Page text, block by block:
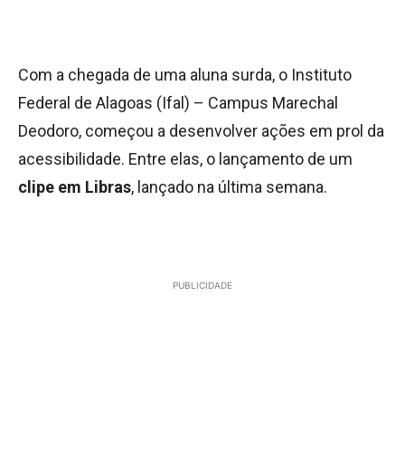
Com a chegada de uma aluna surda, o Instituto
Federal de Alagoas (Ifal) – Campus Marechal
Deodoro, começou a desenvolver ações em prol da
acessibilidade. Entre elas, o lançamento de um
clipe em Libras, lançado na última semana.
PUBLICIDADE